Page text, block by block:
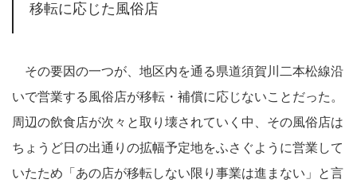
移転に応じた風俗店
その要因の一つが、地区内を通る県道須賀川二本松線沿
いで営業する風俗店が移転・補償に応じないことだった。
周辺の飲食店が次々と取り壊されていく中、その風俗店は
ちょうど日の出通りの拡幅予定地をふさぐように営業して
いたため「あの店が移転しない限り事業は進まない」と言